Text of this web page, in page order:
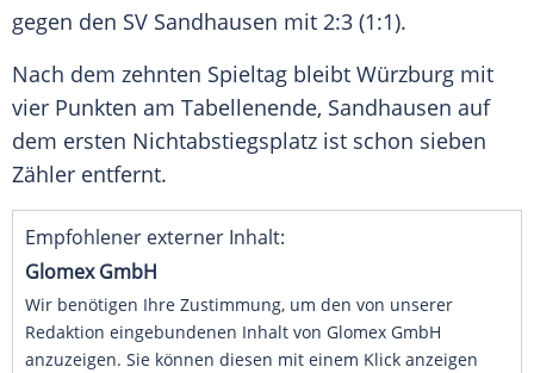
gegen den SV Sandhausen mit 2:3 (1:1).
Nach dem zehnten Spieltag bleibt Würzburg mit
vier Punkten am Tabellenende, Sandhausen auf
dem ersten Nichtabstiegsplatz ist schon sieben
Zähler entfernt.
Empfohlener externer Inhalt:
Glomex GmbH
Wir benötigen Ihre Zustimmung, um den von unserer
Redaktion eingebundenen Inhalt von Glomex GmbH
anzuzeigen. Sie können diesen mit einem Klick anzeigen